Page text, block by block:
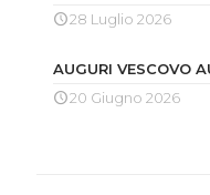
28 Luglio 2026
AUGURI VESCOVO
20 Giugno 2026